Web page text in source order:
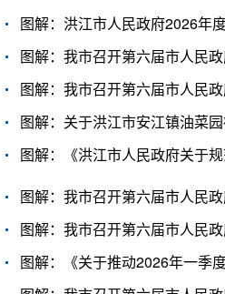
图解：洪江市人民政府2026年
图解：我市召开第六届市人民
图解：我市召开第六届市人民
图解：关于洪江市安江镇油菜
图解：《洪江市人民政府关于
图解：我市召开第六届市人民
图解：我市召开第六届市人民
图解：《关于推动2026年一季